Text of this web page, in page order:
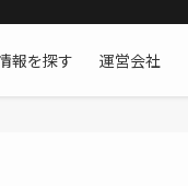
報を探す 運営会社